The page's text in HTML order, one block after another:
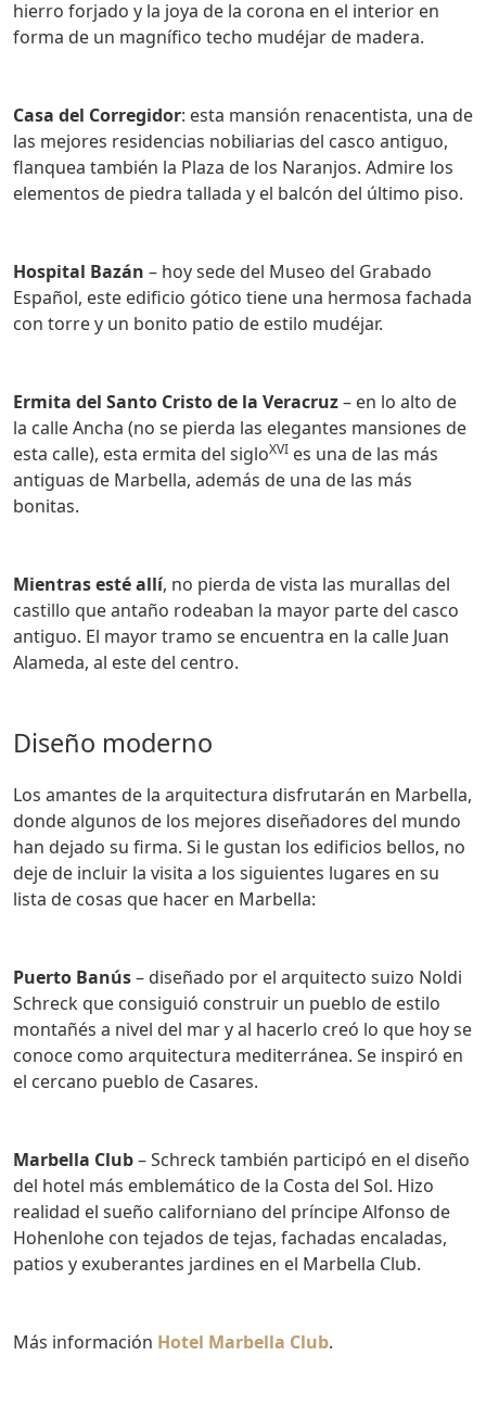
hierro forjado y la joya de la corona en el interior en
forma de un magnífico techo mudéjar de madera.
Casa del Corregidor: esta mansión renacentista, una de
las mejores residencias nobiliarias del casco antiguo,
flanquea también la Plaza de los Naranjos. Admire los
elementos de piedra tallada y el balcón del último piso.
Hospital Bazán – hoy sede del Museo del Grabado
Español, este edificio gótico tiene una hermosa fachada
con torre y un bonito patio de estilo mudéjar.
Ermita del Santo Cristo de la Veracruz– en lo alto de
la calle Ancha (no se pierda las elegantes mansiones de
esta calle), esta ermita del sigloXVI es una de las más
antiguas de Marbella, además de una de las más
bonitas.
Mientras esté allí, no pierda de vista las murallas del
castillo que antaño rodeaban la mayor parte del casco
antiguo. El mayor tramo se encuentra en la calle Juan
Alameda, al este del centro.
Diseño moderno
Los amantes de la arquitectura disfrutarán en Marbella,
donde algunos de los mejores diseñadores del mundo
han dejado su firma. Si le gustan los edificios bellos, no
deje de incluir la visita a los siguientes lugares en su
lista de cosas que hacer en Marbella:
Puerto Banús– diseñado por el arquitecto suizo Noldi
Schreck que consiguió construir un pueblo de estilo
montañés a nivel del mar y al hacerlo creó lo que hoy se
conoce como arquitectura mediterránea. Se inspiró en
el cercano pueblo de Casares.
Marbella Club– Schreck también participó en el diseño
del hotel más emblemático de la Costa del Sol. Hizo
realidad el sueño californiano del príncipe Alfonso de
Hohenlohe con tejados de tejas, fachadas encaladas,
patios y exuberantes jardines en el Marbella Club.
Más información Hotel Marbella Club.